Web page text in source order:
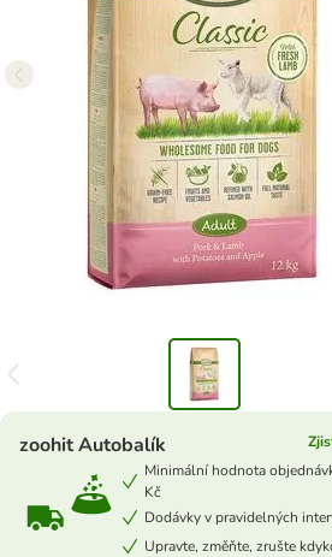
zoohit Autobalík
Minimální hodnota
Kč
Dodávky v pravidelných
Upravte, změňte, zrušte